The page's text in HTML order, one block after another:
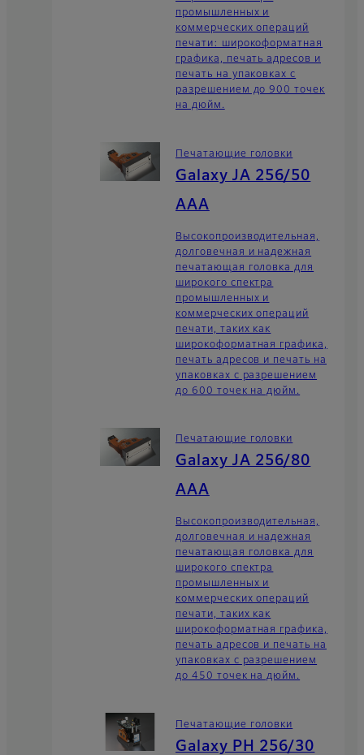
промышленных и
коммерческих операций
печати: широкоформатная
графика, печать адресов и
печать на упаковках с
разрешением до 900 точек
на дюйм.
Печатающие головки
Galaxy JA 256/50
AAA
Высокопроизводительная,
долговечная и надежная
печатающая головка для
широкого спектра
промышленных и
коммерческих операций
печати, таких как
широкоформатная графика,
печать адресов и печать на
упаковках с разрешением
до 600 точек на дюйм.
Печатающие головки
Galaxy JA 256/80
AAA
Высокопроизводительная,
долговечная и надежная
печатающая головка для
широкого спектра
промышленных и
коммерческих операций
печати, таких как
широкоформатная графика,
печать адресов и печать на
упаковках с разрешением
до 450 точек на дюйм.
Печатающие головки
Galaxy PH 256/30